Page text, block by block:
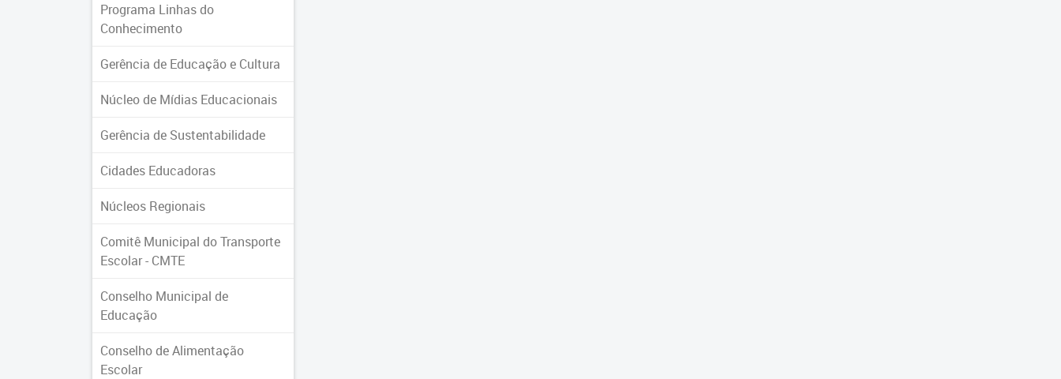
Programa Linhas do
Conhecimento
Gerência de Educação e Cultura
Núcleo de Mídias Educacionais
Gerência de Sustentabilidade
Cidades Educadoras
Núcleos Regionais
Comitê Municipal do Transporte
Escolar - CMTE
Conselho Municipal de
Educação
Conselho de Alimentação
Escolar